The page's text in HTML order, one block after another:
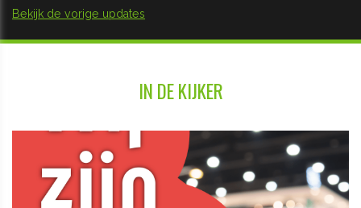
Bekijk de vorige updates
IN DE KIJKER